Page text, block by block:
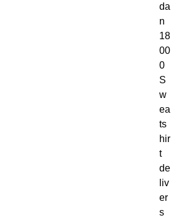
da
n
18
00
0
S
w
ea
ts
hir
t
de
liv
er
s